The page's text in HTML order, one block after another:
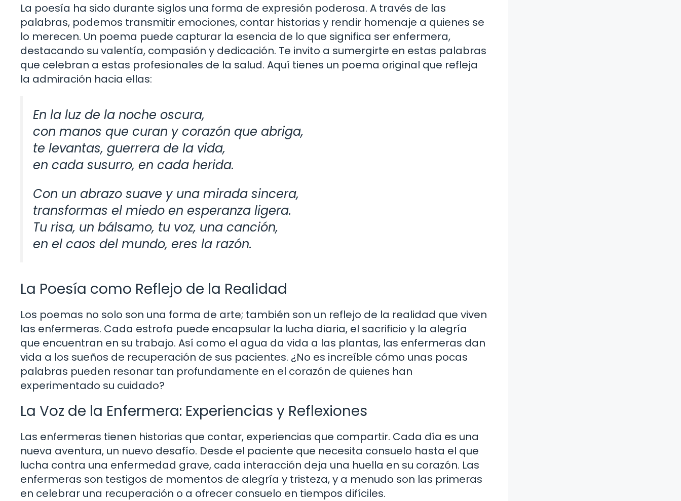
La poesía ha sido durante siglos una forma de expresión poderosa. A través de las
palabras, podemos transmitir emociones, contar historias y rendir homenaje a quienes se
lo merecen. Un poema puede capturar la esencia de lo que significa ser enfermera,
destacando su valentía, compasión y dedicación. Te invito a sumergirte en estas palabras
que celebran a estas profesionales de la salud. Aquí tienes un poema original que refleja
la admiración hacia ellas:
En la luz de la noche oscura,
con manos que curan y corazón que abriga,
te levantas, guerrera de la vida,
en cada susurro, en cada herida.
Con un abrazo suave y una mirada sincera,
transformas el miedo en esperanza ligera.
Tu risa, un bálsamo, tu voz, una canción,
en el caos del mundo, eres la razón.
La Poesía como Reflejo de la Realidad
Los poemas no solo son una forma de arte; también son un reflejo de la realidad que viven
las enfermeras. Cada estrofa puede encapsular la lucha diaria, el sacrificio y la alegría
que encuentran en su trabajo. Así como el agua da vida a las plantas, las enfermeras dan
vida a los sueños de recuperación de sus pacientes. ¿No es increíble cómo unas pocas
palabras pueden resonar tan profundamente en el corazón de quienes han
experimentado su cuidado?
La Voz de la Enfermera: Experiencias y Reflexiones
Las enfermeras tienen historias que contar, experiencias que compartir. Cada día es una
nueva aventura, un nuevo desafío. Desde el paciente que necesita consuelo hasta el que
lucha contra una enfermedad grave, cada interacción deja una huella en su corazón. Las
enfermeras son testigos de momentos de alegría y tristeza, y a menudo son las primeras
en celebrar una recuperación o a ofrecer consuelo en tiempos difíciles.